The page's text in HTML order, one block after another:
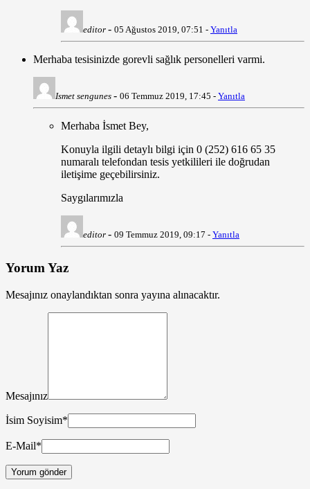
editor - 05 Ağustos 2019, 07:51 - Yanıtla
Merhaba tesisinizde gorevli sağlık personelleri varmi.
Ismet sengunes - 06 Temmuz 2019, 17:45 - Yanıtla
Merhaba İsmet Bey,
Konuyla ilgili detaylı bilgi için 0 (252) 616 65 35
numaralı telefondan tesis yetkilileri ile doğrudan
iletişime geçebilirsiniz.
Saygılarımızla
editor - 09 Temmuz 2019, 09:17 - Yanıtla
Yorum Yaz
Mesajınız onaylandıktan sonra yayına alınacaktır.
Mesajınız
İsim Soyisim*
E-Mail*